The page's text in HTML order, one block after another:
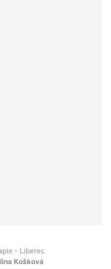
- Liberec
Košková